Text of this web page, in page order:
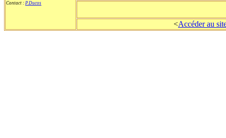
Contact : P.Ducos
<Accéder au